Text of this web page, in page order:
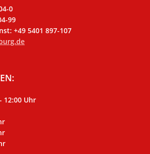
0
99
+49 5401 897-107
12:00 Uhr